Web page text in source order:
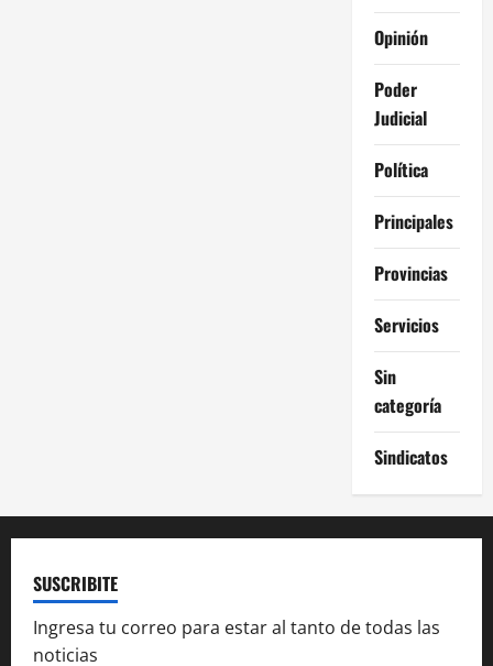
Opinión
Poder
Judicial
Política
Principales
Provincias
Servicios
Sin
categoría
Sindicatos
SUSCRIBITE
Ingresa tu correo para estar al tanto de todas las
noticias